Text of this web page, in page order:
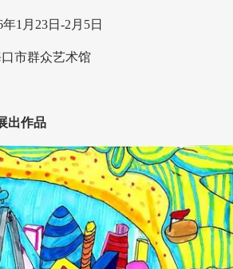
1月23日-2月5日
市群众艺术馆
作品